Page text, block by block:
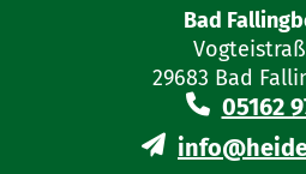
folgende Angaben
Aktenzeichen,
Gegenstand der
Bad
29683 Bad
05162